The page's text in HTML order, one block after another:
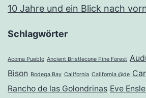
10 Jahre und ein Blick nach
Schlagwörter
Acoma Pueblo Ancient Bristlecone Pine Forest
Bison Bodega Bay California California @de
Rancho de las Golondrinas Eve